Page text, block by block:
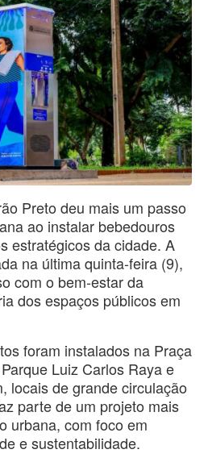
Preto deu mais um passo
ao instalar bebedouros
estratégicos da cidade. A
na última quinta-feira (9),
com o bem-estar da
dos espaços públicos em
foram instalados na Praça
Luiz Carlos Raya e
locais de grande circulação
parte de um projeto mais
urbana, com foco em
e sustentabilidade.